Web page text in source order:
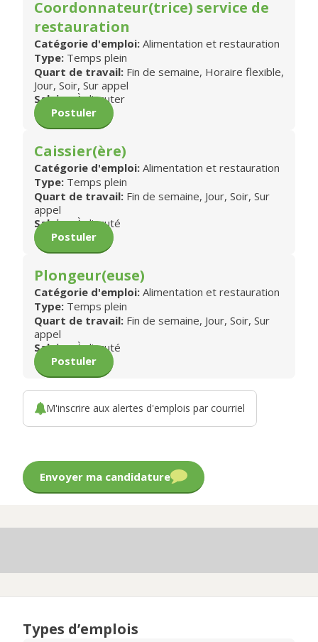
Coordonnateur(trice) service de
restauration
Catégorie d'emploi: Alimentation et restauration
Type: Temps plein
Quart de travail: Fin de semaine, Horaire flexible,
Jour, Soir, Sur appel
Salaire:À discuter
Postuler
Caissier(ère)
Catégorie d'emploi: Alimentation et restauration
Type: Temps plein
Quart de travail: Fin de semaine, Jour, Soir, Sur
appel
Salaire:À discuté
Postuler
Plongeur(euse)
Catégorie d'emploi: Alimentation et restauration
Type: Temps plein
Quart de travail: Fin de semaine, Jour, Soir, Sur
appel
Salaire:À discuté
Postuler
M'inscrire aux alertes d'emplois par courriel
Envoyer ma candidature
Types d’emplois